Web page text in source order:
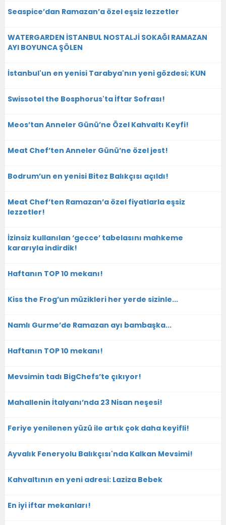
Seaspice’dan Ramazan’a özel eşsiz lezzetler
WATERGARDEN İSTANBUL NOSTALJİ SOKAĞI RAMAZAN
AYI BOYUNCA ŞÖLEN
İstanbul'un en yenisi Tarabya'nın yeni gözdesi; KUN
Swissotel the Bosphorus'ta İftar Sofrası!
Meos’tan Anneler Günü’ne Özel Kahvaltı Keyfi!
Meat Chef’ten Anneler Günü’ne özel jest!
Bodrum’un en yenisi Bitez Balıkçısı açıldı!
Meat Chef’ten Ramazan’a özel fiyatlarla eşsiz
lezzetler!
İzinsiz kullanılan ‘gecce’ tabelasını mahkeme
kararıyla indirdik!
Haftanın TOP 10 mekanı!
Kiss the Frog’un müzikleri her yerde sizinle...
Namlı Gurme’de Ramazan ayı bambaşka...
Haftanın TOP 10 mekanı!
Mevsimin tadı BigChefs’te çıkıyor!
Mahallenin İtalyanı’nda 23 Nisan neşesi!
Feriye yenilenen yüzü ile artık çok daha keyifli!
Ayvalık Feneryolu Balıkçısı'nda Kalkan Mevsimi!
Kahvaltının en yeni adresi: Laziza Bebek
En iyi iftar mekanları!